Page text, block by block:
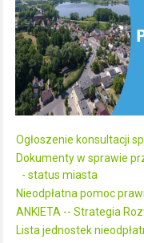
Ogłoszenie konsultacji
Dokumenty w sprawie
- status miasta
Nieodpłatna pomoc
ANKIETA -- Strategia
Lista jednostek